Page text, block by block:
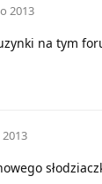
2013
na tym